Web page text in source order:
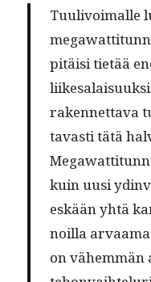
Tuulivoimalle
pitäisi tietää
raken­net­ta­va
tavasti tätä
kuin uusi
eskään yhtä
noil­la
on vähem­män